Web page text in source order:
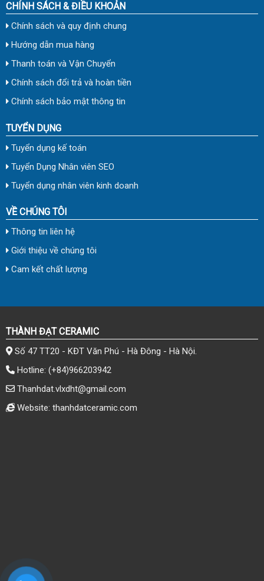
CHÍNH SÁCH & ĐIỀU KHOẢN
Chính sách và quy định chung
Hướng dẫn mua hàng
Thanh toán và Vận Chuyển
Chính sách đổi trả và hoàn tiền
Chính sách bảo mật thông tin
TUYỂN DỤNG
Tuyển dụng kế toán
Tuyển Dụng Nhân viên SEO
Tuyển dụng nhân viên kinh doanh
VỀ CHÚNG TÔI
Thông tin liên hệ
Giới thiệu về chúng tôi
Cam kết chất lượng
THÀNH ĐẠT CERAMIC
Số 47 TT20 - KĐT Văn Phú - Hà Đông - Hà Nội.
Hotline: (+84)966203942
Thanhdat.vlxdht@gmail.com
Website: thanhdatceramic.com